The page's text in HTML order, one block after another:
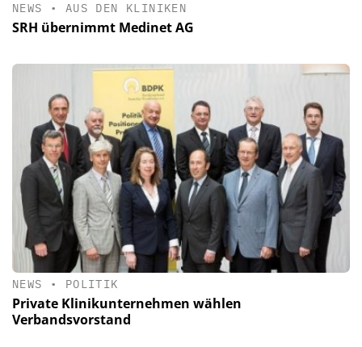
NEWS • AUS DEN KLINIKEN
SRH übernimmt Medinet AG
NEWS • POLITIK
Private Klinikunternehmen wählen
Verbandsvorstand